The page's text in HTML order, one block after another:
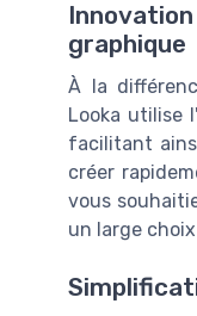
graphique
À la
Looka utilise
facilitant
créer
vous
un large